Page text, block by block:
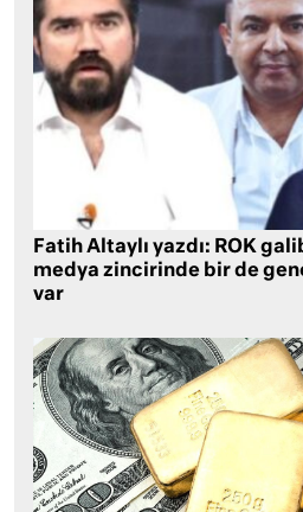
Fatih Altaylı yazdı: ROK
medya zincirinde bir de
var